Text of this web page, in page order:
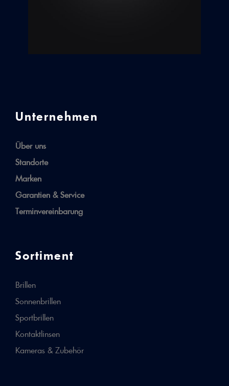
Unternehmen
Über uns
Standorte
Marken
Garantien & Service
Terminvereinbarung
Sortiment
Brillen
Sonnenbrillen
Sportbrillen
Kontaktlinsen
Kameras & Zubehör